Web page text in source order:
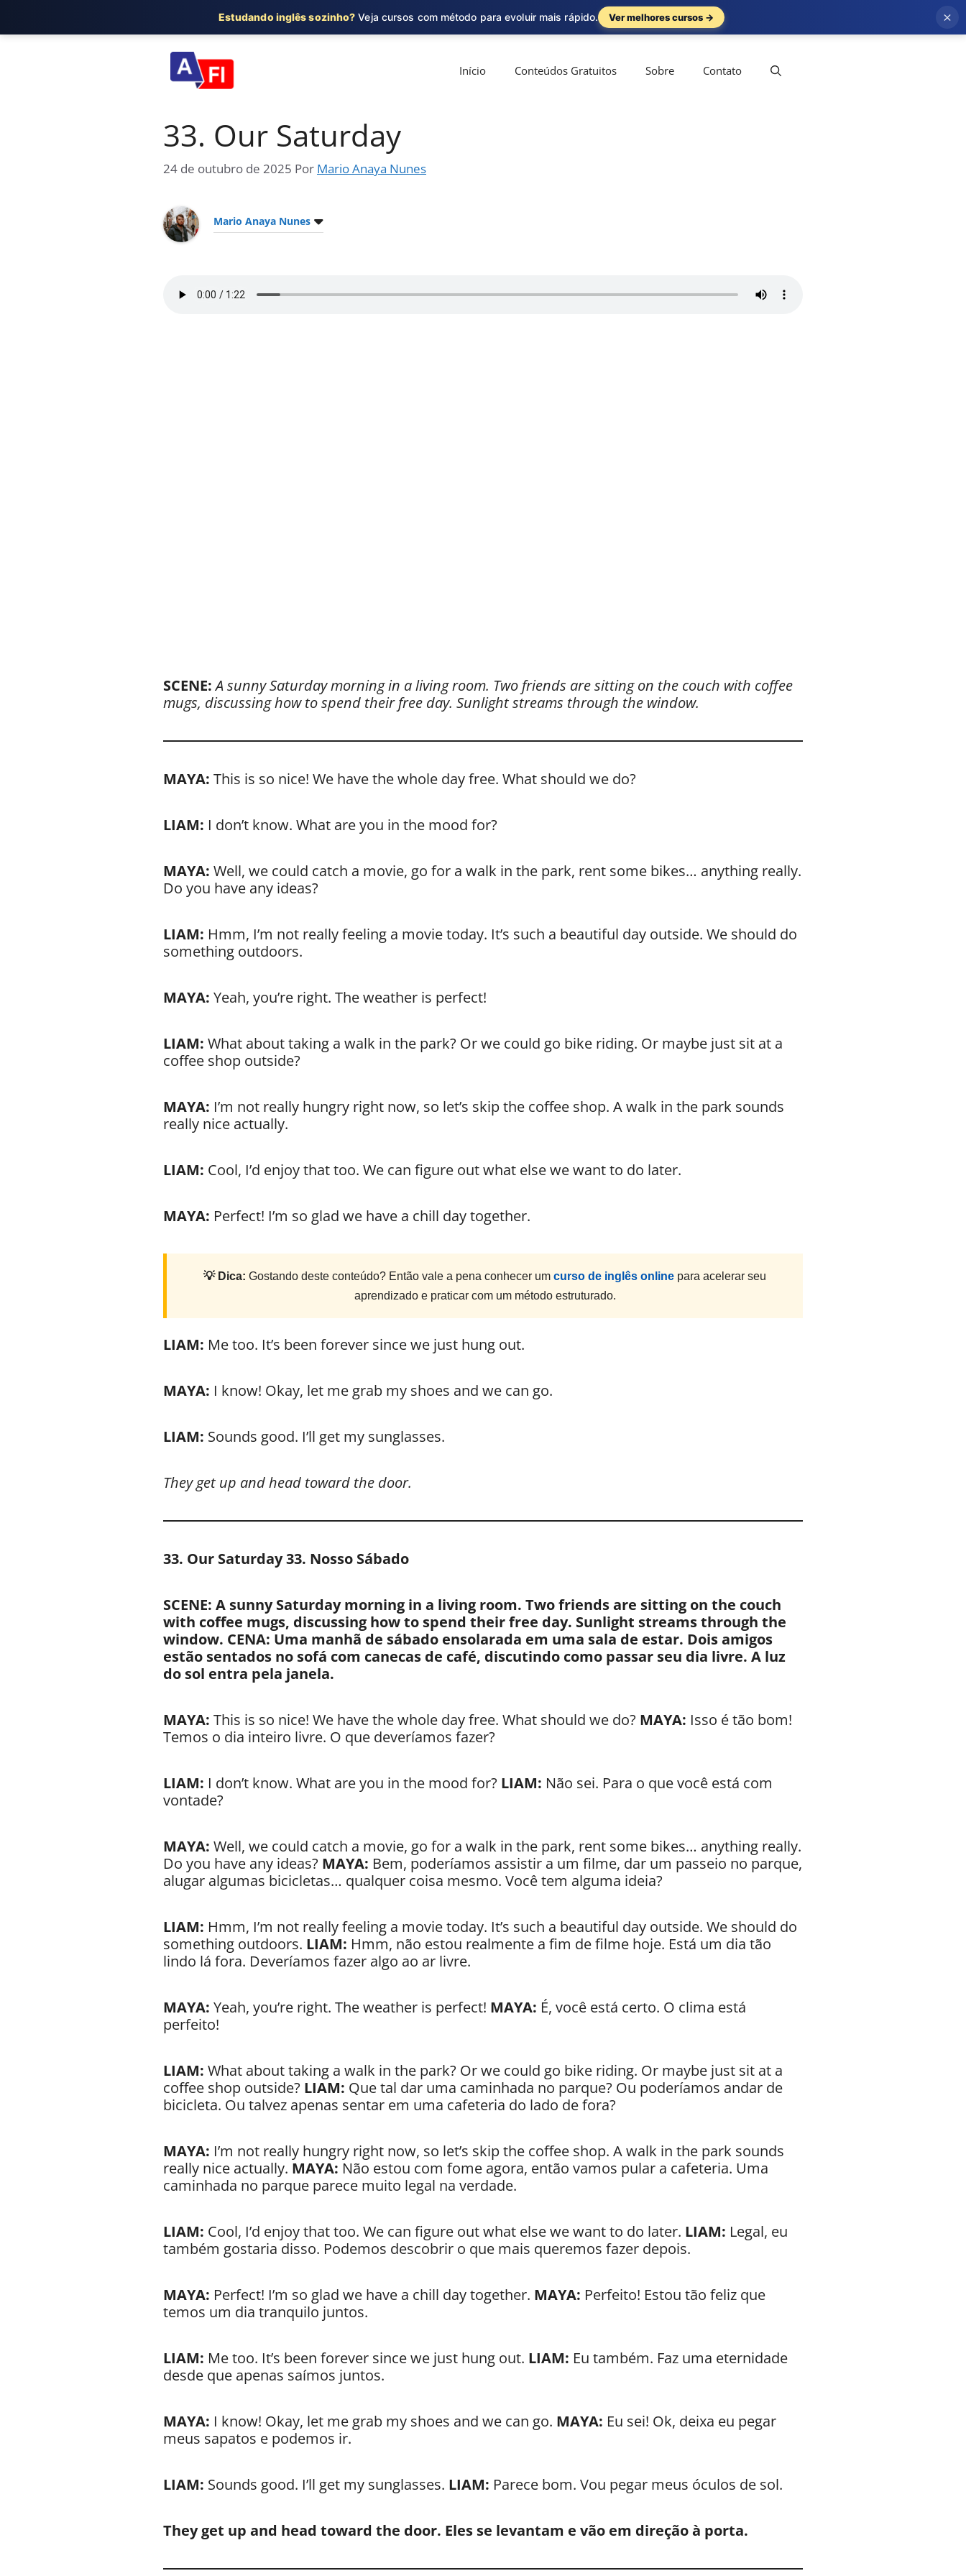
Início Conteúdos Gratuitos Sobre Contato
33. Our Saturday
24 de outubro de 2025 Por Mario Anaya Nunes
Mario Anaya Nunes
SCENE: A sunny Saturday morning in a living room. Two friends are sitting on the couch with coffee
mugs, discussing how to spend their free day. Sunlight streams through the window.
MAYA: This is so nice! We have the whole day free. What should we do?
LIAM: I don’t know. What are you in the mood for?
MAYA: Well, we could catch a movie, go for a walk in the park, rent some bikes… anything really.
Do you have any ideas?
LIAM: Hmm, I’m not really feeling a movie today. It’s such a beautiful day outside. We should do
something outdoors.
MAYA: Yeah, you’re right. The weather is perfect!
LIAM: What about taking a walk in the park? Or we could go bike riding. Or maybe just sit at a
coffee shop outside?
MAYA: I’m not really hungry right now, so let’s skip the coffee shop. A walk in the park sounds
really nice actually.
LIAM: Cool, I’d enjoy that too. We can figure out what else we want to do later.
MAYA: Perfect! I’m so glad we have a chill day together.
💡 Dica: Gostando deste conteúdo? Então vale a pena conhecer um curso de inglês online para acelerar seu
aprendizado e praticar com um método estruturado.
LIAM: Me too. It’s been forever since we just hung out.
MAYA: I know! Okay, let me grab my shoes and we can go.
LIAM: Sounds good. I’ll get my sunglasses.
They get up and head toward the door.
33. Our Saturday33. Nosso Sábado
SCENE: A sunny Saturday morning in a living room. Two friends are sitting on the couch
with coffee mugs, discussing how to spend their free day. Sunlight streams through the
window. CENA: Uma manhã de sábado ensolarada em uma sala de estar. Dois amigos
estão sentados no sofá com canecas de café, discutindo como passar seu dia livre. A luz
do sol entra pela janela.
MAYA: This is so nice! We have the whole day free. What should we do? MAYA: Isso é tão bom!
Temos o dia inteiro livre. O que deveríamos fazer?
LIAM: I don’t know. What are you in the mood for? LIAM: Não sei. Para o que você está com
vontade?
MAYA: Well, we could catch a movie, go for a walk in the park, rent some bikes… anything really.
Do you have any ideas? MAYA: Bem, poderíamos assistir a um filme, dar um passeio no parque,
alugar algumas bicicletas… qualquer coisa mesmo. Você tem alguma ideia?
LIAM: Hmm, I’m not really feeling a movie today. It’s such a beautiful day outside. We should do
something outdoors. LIAM: Hmm, não estou realmente a fim de filme hoje. Está um dia tão
lindo lá fora. Deveríamos fazer algo ao ar livre.
MAYA: Yeah, you’re right. The weather is perfect! MAYA: É, você está certo. O clima está
perfeito!
LIAM: What about taking a walk in the park? Or we could go bike riding. Or maybe just sit at a
coffee shop outside? LIAM: Que tal dar uma caminhada no parque? Ou poderíamos andar de
bicicleta. Ou talvez apenas sentar em uma cafeteria do lado de fora?
MAYA: I’m not really hungry right now, so let’s skip the coffee shop. A walk in the park sounds
really nice actually. MAYA: Não estou com fome agora, então vamos pular a cafeteria. Uma
caminhada no parque parece muito legal na verdade.
LIAM: Cool, I’d enjoy that too. We can figure out what else we want to do later. LIAM: Legal, eu
também gostaria disso. Podemos descobrir o que mais queremos fazer depois.
MAYA: Perfect! I’m so glad we have a chill day together. MAYA: Perfeito! Estou tão feliz que
temos um dia tranquilo juntos.
LIAM: Me too. It’s been forever since we just hung out. LIAM: Eu também. Faz uma eternidade
desde que apenas saímos juntos.
MAYA: I know! Okay, let me grab my shoes and we can go. MAYA: Eu sei! Ok, deixa eu pegar
meus sapatos e podemos ir.
LIAM: Sounds good. I’ll get my sunglasses. LIAM: Parece bom. Vou pegar meus óculos de sol.
They get up and head toward the door. Eles se levantam e vão em direção à porta.
Estudando inglês sozinho? Veja cursos com método para evoluir mais rápido. Ver melhores cursos → ×